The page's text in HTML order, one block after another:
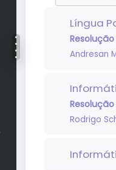
Língua
Andresan
Rodrigo